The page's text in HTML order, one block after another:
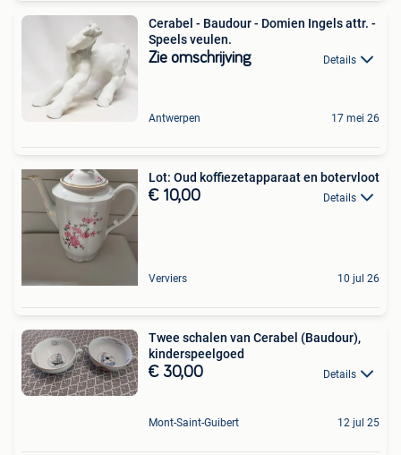
Cerabel - Baudour - Domien Ingels attr. -
Speels veulen.
Zie omschrijving Details
Antwerpen 17 mei 26
Lot: Oud koffiezetapparaat en botervloot
€ 10,00 Details
Verviers 10 jul 26
Twee schalen van Cerabel (Baudour),
kinderspeelgoed
€ 30,00 Details
Mont-Saint-Guibert 12 jul 25